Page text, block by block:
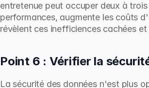
entretenue peut occuper deux à
performances, augmente les coûts
révèlent ces inefficiences cachées
Point 6 : Vérifier la
La sécurité des données n'est plus